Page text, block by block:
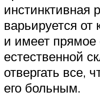
инстинктивная
варьируется от
и имеет прямое
естественной
отвергать все,
его больным.